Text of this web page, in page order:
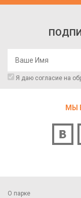
Я даю согласие на
МЫ
О парке